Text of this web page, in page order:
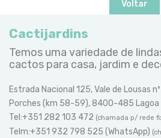
Voltar
Cactijardins
Temos uma variedade de
cactos para casa, jardim e
Estrada Nacional 125, Vale de Lousas
Porches (km 58-59), 8400-485 Lagoa
Tel:+351 282 103 472 (chamada p/ rede
Telm:+351 932 798 525 (WhatsApp)